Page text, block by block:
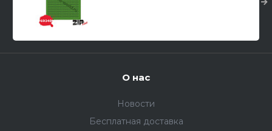
О нас
Новости
Бесплатная доставка